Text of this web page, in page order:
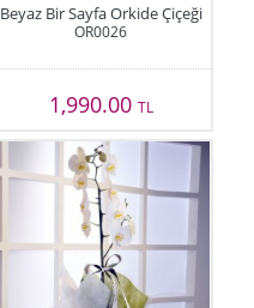
Beyaz Bir Sayfa Orkide Çiçeği
OR0026
1,990.00 TL